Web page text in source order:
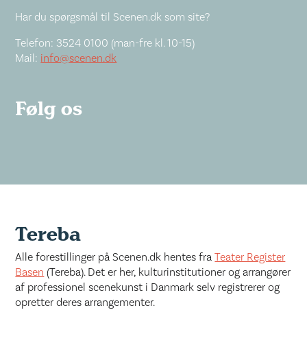
Har du spørgsmål til Scenen.dk som site?
Telefon: 3524 0100 (man-fre kl. 10-15)
Mail: info@scenen.dk
Følg os
Tereba
Alle forestillinger på Scenen.dk hentes fraTeater Register
Basen (Tereba). Det er her, kulturinstitutioner og arrangører
af professionel scenekunst i Danmark selv registrerer og
opretter deres arrangementer.